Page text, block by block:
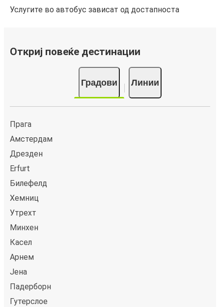
Услугите во автобус зависат од достапноста
Откриј повеќе дестинации
Градови Линии
Прага
Амстердам
Дрезден
Erfurt
Билефелд
Хемниц
Утрехт
Минхен
Касел
Арнем
Јена
Падерборн
Гутерслое